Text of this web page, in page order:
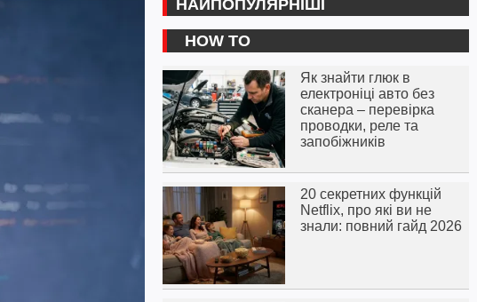
НАЙПОПУЛЯРНІШІ
HOW TO
Як знайти глюк в
електроніці авто без
сканера – перевірка
проводки, реле та
запобіжників
20 секретних функцій
Netflix, про які ви не
знали: повний гайд 2026